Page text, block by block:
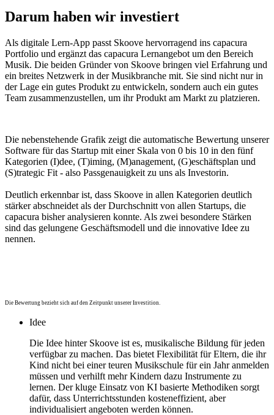
Darum haben wir investiert
Als digitale Lern-App passt Skoove hervorragend ins capacura
Portfolio und ergänzt das capacura Lernangebot um den Bereich
Musik. Die beiden Gründer von Skoove bringen viel Erfahrung und
ein breites Netzwerk in der Musikbranche mit. Sie sind nicht nur in
der Lage ein gutes Produkt zu entwickeln, sondern auch ein gutes
Team zusammenzustellen, um ihr Produkt am Markt zu platzieren.
Die nebenstehende Grafik zeigt die automatische Bewertung unserer
Software für das Startup mit einer Skala von 0 bis 10 in den fünf
Kategorien (I)dee, (T)iming, (M)anagement, (G)eschäftsplan und
(S)trategic Fit - also Passgenauigkeit zu uns als Investorin.
Deutlich erkennbar ist, dass Skoove in allen Kategorien deutlich
stärker abschneidet als der Durchschnitt von allen Startups, die
capacura bisher analysieren konnte. Als zwei besondere Stärken
sind das gelungene Geschäftsmodell und die innovative Idee zu
nennen.
Die Bewertung bezieht sich auf den Zeitpunkt unserer Investition.
Idee
Die Idee hinter Skoove ist es, musikalische Bildung für jeden
verfügbar zu machen. Das bietet Flexibilität für Eltern, die ihr
Kind nicht bei einer teuren Musikschule für ein Jahr anmelden
müssen und verhilft mehr Kindern dazu Instrumente zu
lernen. Der kluge Einsatz von KI basierte Methodiken sorgt
dafür, dass Unterrichtsstunden kosteneffizient, aber
individualisiert angeboten werden können.